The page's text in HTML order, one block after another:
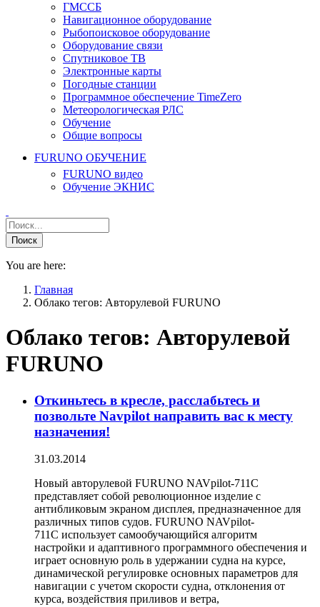
ГМССБ
Навигационное оборудование
Рыбопоисковое оборудование
Оборудование связи
Спутниковое ТВ
Электронные карты
Погодные станции
Программное обеспечение TimeZero
Метеорологическая РЛС
Обучение
Общие вопросы
FURUNO ОБУЧЕНИЕ
FURUNO видео
Обучение ЭКНИС
You are here:
Главная
Облако тегов: Авторулевой FURUNO
Облако тегов: Авторулевой
FURUNO
Откиньтесь в кресле, расслабьтесь и
позвольте Navpilot направить вас к месту
назначения!
31.03.2014
Новый авторулевой FURUNO NAVpilot-711C
представляет собой революционное изделие с
антибликовым экраном дисплея, предназначенное для
различных типов судов. FURUNO NAVpilot-
711C использует самообучающийся алгоритм
настройки и адаптивного программного обеспечения и
играет основную роль в удержании судна на курсе,
динамической регулировке основных параметров для
навигации с учетом скорости судна, отклонения от
курса, воздействия приливов и ветра,